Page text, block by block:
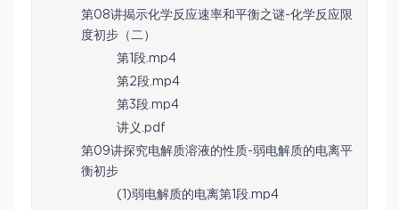
第08讲揭示化学反应速率和平衡之谜-化学反应限
度初步（二）
第1段.mp4
第2段.mp4
第3段.mp4
讲义.pdf
第09讲探究电解质溶液的性质-弱电解质的电离平
衡初步
(1)弱电解质的电离第1段.mp4